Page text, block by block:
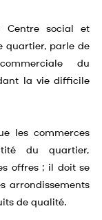
Centre social et
quartier, parle de
du
la vie difficile
les commerces
du quartier,
offres ; il doit se
arrondissements
de qualité.